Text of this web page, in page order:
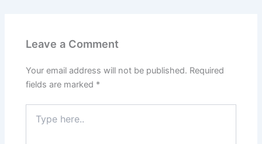
Leave a Comment
Your email address will not be published. Required
fields are marked *
here..